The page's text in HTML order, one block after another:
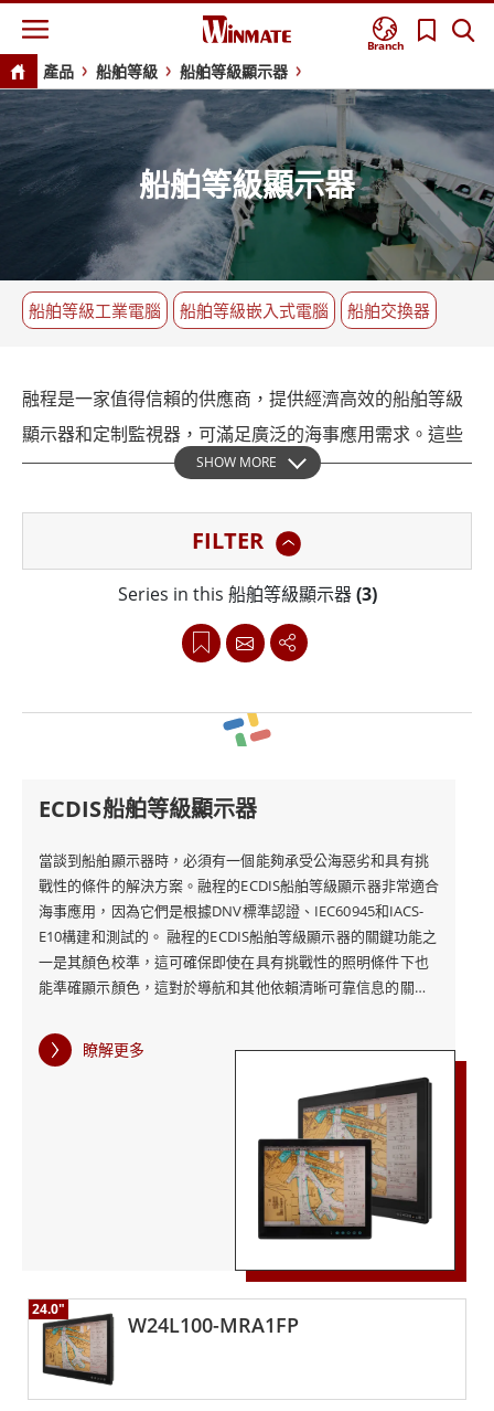
Branch
產品 船舶等級 船舶等級顯示器
船舶等級顯示器
船舶等級工業電腦 船舶等級嵌入式電腦 船舶交換器
融程是一家值得信賴的供應商，提供經濟高效的船舶等級
顯示器和定制監視器，可滿足廣泛的海事應用需求。這些
經過海事認證的顯示器能夠承受嚴酷的海洋環境，並採用
在融程，我們了解遵守國際海事法規的重要性。因此，我
們所有的船舶等級顯示器都經過嚴格的測試，符合DNV標
性，我們提供從10英寸到36英寸的各種尺寸，提供玻璃
橋、防水、陽光下可讀和駕駛室選項，可在所有天氣和環
我們的船舶等級顯示器配備多達9個輸入，包括M12連
接、HDMI、DVI、DP和VGA。這些輸入有助於與各種設
備輕鬆集成，並使用戶能夠訪問導航、海圖儀、發聲器、
雷達和船舶監控應用所需的基本信息，我們還專門為船舶
應用開發定制監視器。我們的專家團隊可以與您合作，了
解您的具體需求，並提供滿足您要求的定制解決方案，我
們的顯示器經過精心設計，能夠承受惡劣的海洋環境，並
融程的船舶等級顯示器和定制監視器旨在滿足海事行業的
需求。我們的產品經過測試符合國際海事法規，確保其安
全可靠，我們的船舶等級顯示器具有多種尺寸和配置，可
在所有天氣和環境條件下提供完美的性能，通過多種輸入
和物聯網集成，我們的顯示器可滿足您的所有導航、海圖
儀、發聲器、雷達和船舶監控需求。
SHOW MORE
FILTER
Series in this 船舶等級顯示器(3)
ECDIS船舶等級顯示器
當談到船舶顯示器時，必須有一個能夠承受公海惡劣和具有挑
戰性的條件的解決方案。融程的ECDIS船舶等級顯示器非常適合
海事應用，因為它們是根據DNV標準認證、IEC60945和IACS-
E10構建和測試的。 融程的ECDIS船舶等級顯示器的關鍵功能之
一是其顏色校準，這可確保即使在具有挑戰性的照明條件下也
能準確顯示顏色，這對於導航和其他依賴清晰可靠信息的關鍵
自己的具體需求調整螢幕的亮度。此功能在需要弱光的情況下
尤其重要，例如夜間導航或由於天氣條件而能見度降低的區
域。 投射電容式多點觸控螢幕和電容式觸控鍵使顯示器直觀且
易於使用，為用戶提供了響應靈敏的介面。此外，顯示器的9-
36 V DC寬電壓範圍電源輸入使其適用於各種船舶應用，可以輕
鬆集成到現有系統中。 融程的ECDIS船舶等級顯示器在設計時
考慮到了耐用性，確保它們能夠承受潮濕、鹽分和其他惡劣元
素的影響。它們經久耐用，成為海事應用可靠且高質量的解決
方案。 投資融程的ECDIS船舶等級顯示器意味著選擇專為海事
應用設計的可靠解決方案。借助這些顯示器，您可以期待改進
的ECDIS船舶顯示器以及它們如何使您的業務受益。
瞭解更多
W24L100-MRA1FP
24.0"